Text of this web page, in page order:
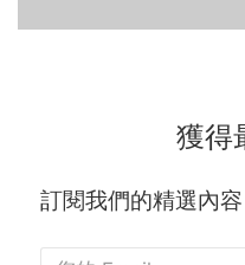
獲得
訂閱我們的精選內